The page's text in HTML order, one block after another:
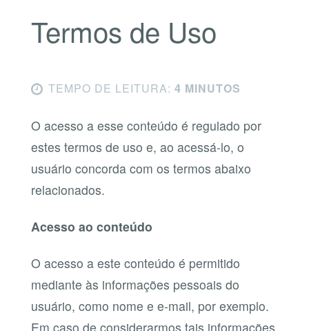
Termos de Uso
TEMPO DE LEITURA: 4 MINUTOS
O acesso a esse conteúdo é regulado por
estes termos de uso e, ao acessá-lo, o
usuário concorda com os termos abaixo
relacionados.
Acesso ao conteúdo
O acesso a este conteúdo é permitido
mediante às informações pessoais do
usuário, como nome e e-mail, por exemplo.
Em caso de considerarmos tais informações